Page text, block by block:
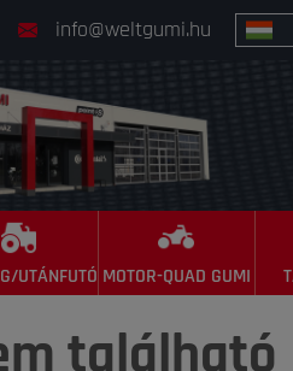
info@weltgumi.hu
UTÁNFUTÓ MOTOR-QUAD GUMI
található